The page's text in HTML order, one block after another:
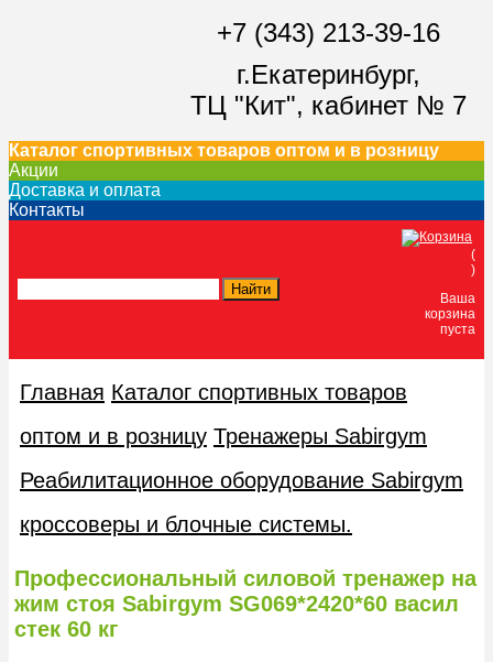
+7 (343) 213-39-16
г.Екатеринбург,
ТЦ "Кит", кабинет № 7
Каталог спортивных товаров оптом и в розницу
Акции
Доставка и оплата
Контакты
(
)
Ваша
корзина
пуста
Главная Каталог спортивных товаров
оптом и в розницу Тренажеры Sabirgym
Реабилитационное оборудование Sabirgym
кроссоверы и блочные системы.
Профессиональный силовой тренажер на
жим стоя Sabirgym SG069*2420*60 васил
стек 60 кг